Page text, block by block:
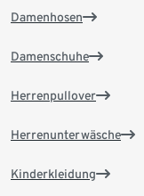
Damenhosen
Damenschuhe
Herrenpullover
Herrenunterwäsche
Kinderkleidung